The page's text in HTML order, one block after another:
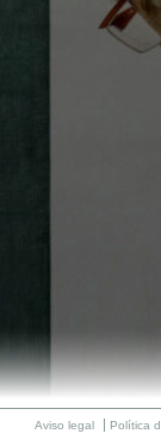
Aviso legal Política